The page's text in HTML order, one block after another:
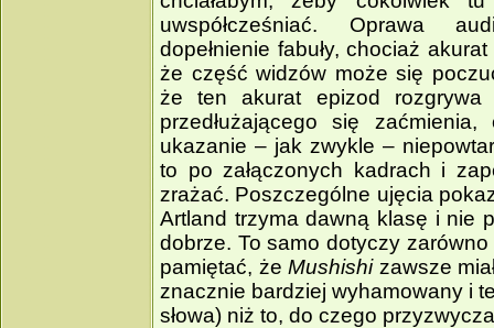
uwspółcześniać. Oprawa
dopełnienie fabuły, chociaż
że część widzów może się
że ten akurat epizod
przedłużającego się
ukazanie – jak zwykle –
to po załączonych kadrach i
zrażać. Poszczególne ujęcia
Artland trzyma dawną klasę i nie
dobrze. To samo dotyczy
pamiętać, żeMushishizawsze
znacznie bardziej wyhamowany i
słowa) niż to, do czego